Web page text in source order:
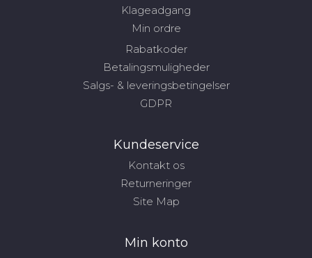
Klageadgang
Min ordre
Rabatkoder
Betalingsmuligheder
Salgs- & leveringsbetingelser
GDPR
Kundeservice
Kontakt os
Returneringer
Site Map
Min konto